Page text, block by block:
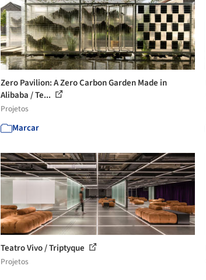
Zero Pavilion: A Zero Carbon Garden Made in
Alibaba / Te...
Projetos
Marcar
Teatro Vivo / Triptyque
Projetos